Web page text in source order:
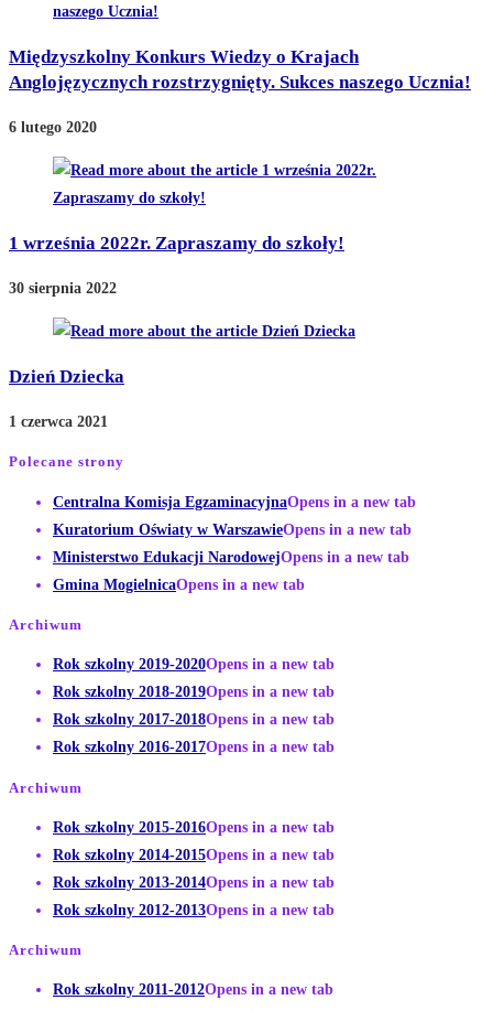
Międzyszkolny Konkurs Wiedzy o Krajach
Anglojęzycznych rozstrzygnięty. Sukces naszego Ucznia!
6 lutego 2020
1 września 2022r. Zapraszamy do szkoły!
30 sierpnia 2022
Dzień Dziecka
1 czerwca 2021
Polecane strony
Centralna Komisja EgzaminacyjnaOpens in a new tab
Kuratorium Oświaty w WarszawieOpens in a new tab
Ministerstwo Edukacji NarodowejOpens in a new tab
Gmina MogielnicaOpens in a new tab
Archiwum
Rok szkolny 2019-2020Opens in a new tab
Rok szkolny 2018-2019Opens in a new tab
Rok szkolny 2017-2018Opens in a new tab
Rok szkolny 2016-2017Opens in a new tab
Archiwum
Rok szkolny 2015-2016Opens in a new tab
Rok szkolny 2014-2015Opens in a new tab
Rok szkolny 2013-2014Opens in a new tab
Rok szkolny 2012-2013Opens in a new tab
Archiwum
Rok szkolny 2011-2012Opens in a new tab